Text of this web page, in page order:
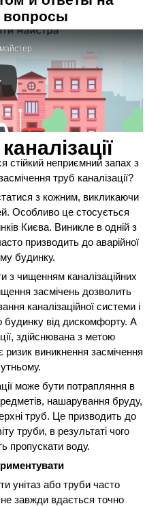
вопросы
стійкий неприємний запах з
труб каналізації?
з кожним, викликаючи
Особливо це стосується
Києва. Виникле в одній з
призводить до аварійної
будинку.
з чищенням каналізаційних
засмічень дозволить
каналізаційної системи і
будинку від дискомфорту. А
здійснювана з метою
ризик виникнення засмічення
може бути потрапляння в
нашарування бруду,
труб. Це призводить до
труби, в результаті чого
пропускати воду.
унітаз або труби часто
завжди вдається точно